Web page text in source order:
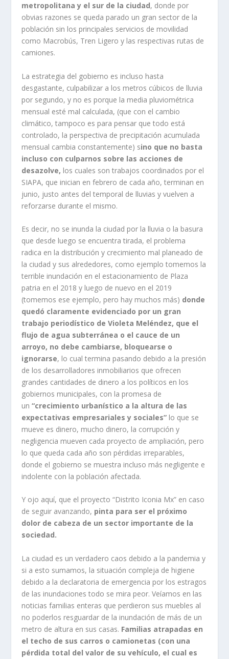
metropolitana y el sur de la ciudad, donde por
obvias razones se queda parado un gran sector de la
población sin los principales servicios de movilidad
como Macrobús, Tren Ligero y las respectivas rutas de
camiones.
La estrategia del gobierno es incluso hasta
desgastante, culpabilizar a los metros cúbicos de lluvia
por segundo, y no es porque la media pluviométrica
mensual esté mal calculada, (que con el cambio
climático, tampoco es para pensar que todo está
controlado, la perspectiva de precipitación acumulada
mensual cambia constantemente) sino que no basta
incluso con culparnos sobre las acciones de
desazolve, los cuales son trabajos coordinados por el
SIAPA, que inician en febrero de cada año, terminan en
junio, justo antes del temporal de lluvias y vuelven a
reforzarse durante el mismo.
Es decir, no se inunda la ciudad por la lluvia o la basura
que desde luego se encuentra tirada, el problema
radica en la distribución y crecimiento mal planeado de
la ciudad y sus alrededores, como ejemplo tomemos la
terrible inundación en el estacionamiento de Plaza
patria en el 2018 y luego de nuevo en el 2019
(tomemos ese ejemplo, pero hay muchos más) donde
quedó claramente evidenciado por un gran
trabajo periodístico de Violeta Meléndez, que el
flujo de agua subterránea o el cauce de un
arroyo, no debe cambiarse, bloquearse o
ignorarse, lo cual termina pasando debido a la presión
de los desarrolladores inmobiliarios que ofrecen
grandes cantidades de dinero a los políticos en los
gobiernos municipales, con la promesa de
un “crecimiento urbanístico a la altura de las
expectativas empresariales y sociales” lo que se
mueve es dinero, mucho dinero, la corrupción y
negligencia mueven cada proyecto de ampliación, pero
lo que queda cada año son pérdidas irreparables,
donde el gobierno se muestra incluso más negligente e
indolente con la población afectada.
Y ojo aquí, que el proyecto “Distrito Iconia Mx” en caso
de seguir avanzando, pinta para ser el próximo
dolor de cabeza de un sector importante de la
sociedad.
La ciudad es un verdadero caos debido a la pandemia y
si a esto sumamos, la situación compleja de higiene
debido a la declaratoria de emergencia por los estragos
de las inundaciones todo se mira peor. Veíamos en las
noticias familias enteras que perdieron sus muebles al
no poderlos resguardar de la inundación de más de un
metro de altura en sus casas. Familias atrapadas en
el techo de sus carros o camionetas (con una
pérdida total del valor de su vehículo, el cual es